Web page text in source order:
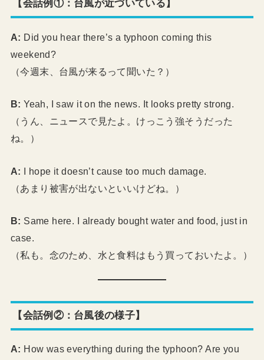
【会話例①：台風が近づいている】
A: Did you hear there’s a typhoon coming this
weekend?
（今週末、台風が来るって聞いた？）
B: Yeah, I saw it on the news. It looks pretty strong.
（うん、ニュースで見たよ。けっこう強そうだった
ね。）
A: I hope it doesn’t cause too much damage.
（あまり被害が出ないといいけどね。）
B: Same here. I already bought water and food, just in
case.
（私も。念のため、水と食料はもう買っておいたよ。）
【会話例②：台風後の様子】
A: How was everything during the typhoon? Are you